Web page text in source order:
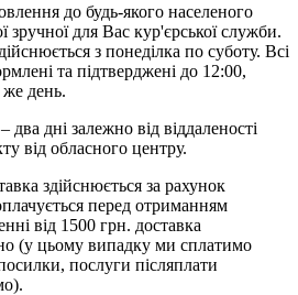
до будь-якого населеного
зручної для Вас кур'єрської служби.
з понеділка по суботу. Всі
та підтверджені до 12:00,
же день.
два дні залежно від віддаленості
від обласного центру.
здійснюється за рахунок
перед отриманням
від 1500 грн. доставка
(у цьому випадку ми сплатимо
послуги післяплати